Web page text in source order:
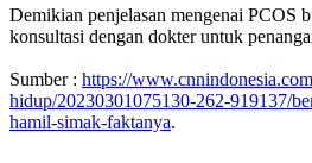
Demikian penjelasan mengenai PCOS
konsultasi dengan dokter untuk
Sumber : https://
hidup/20230301075130-262-919137/
hamil-simak-faktanya.